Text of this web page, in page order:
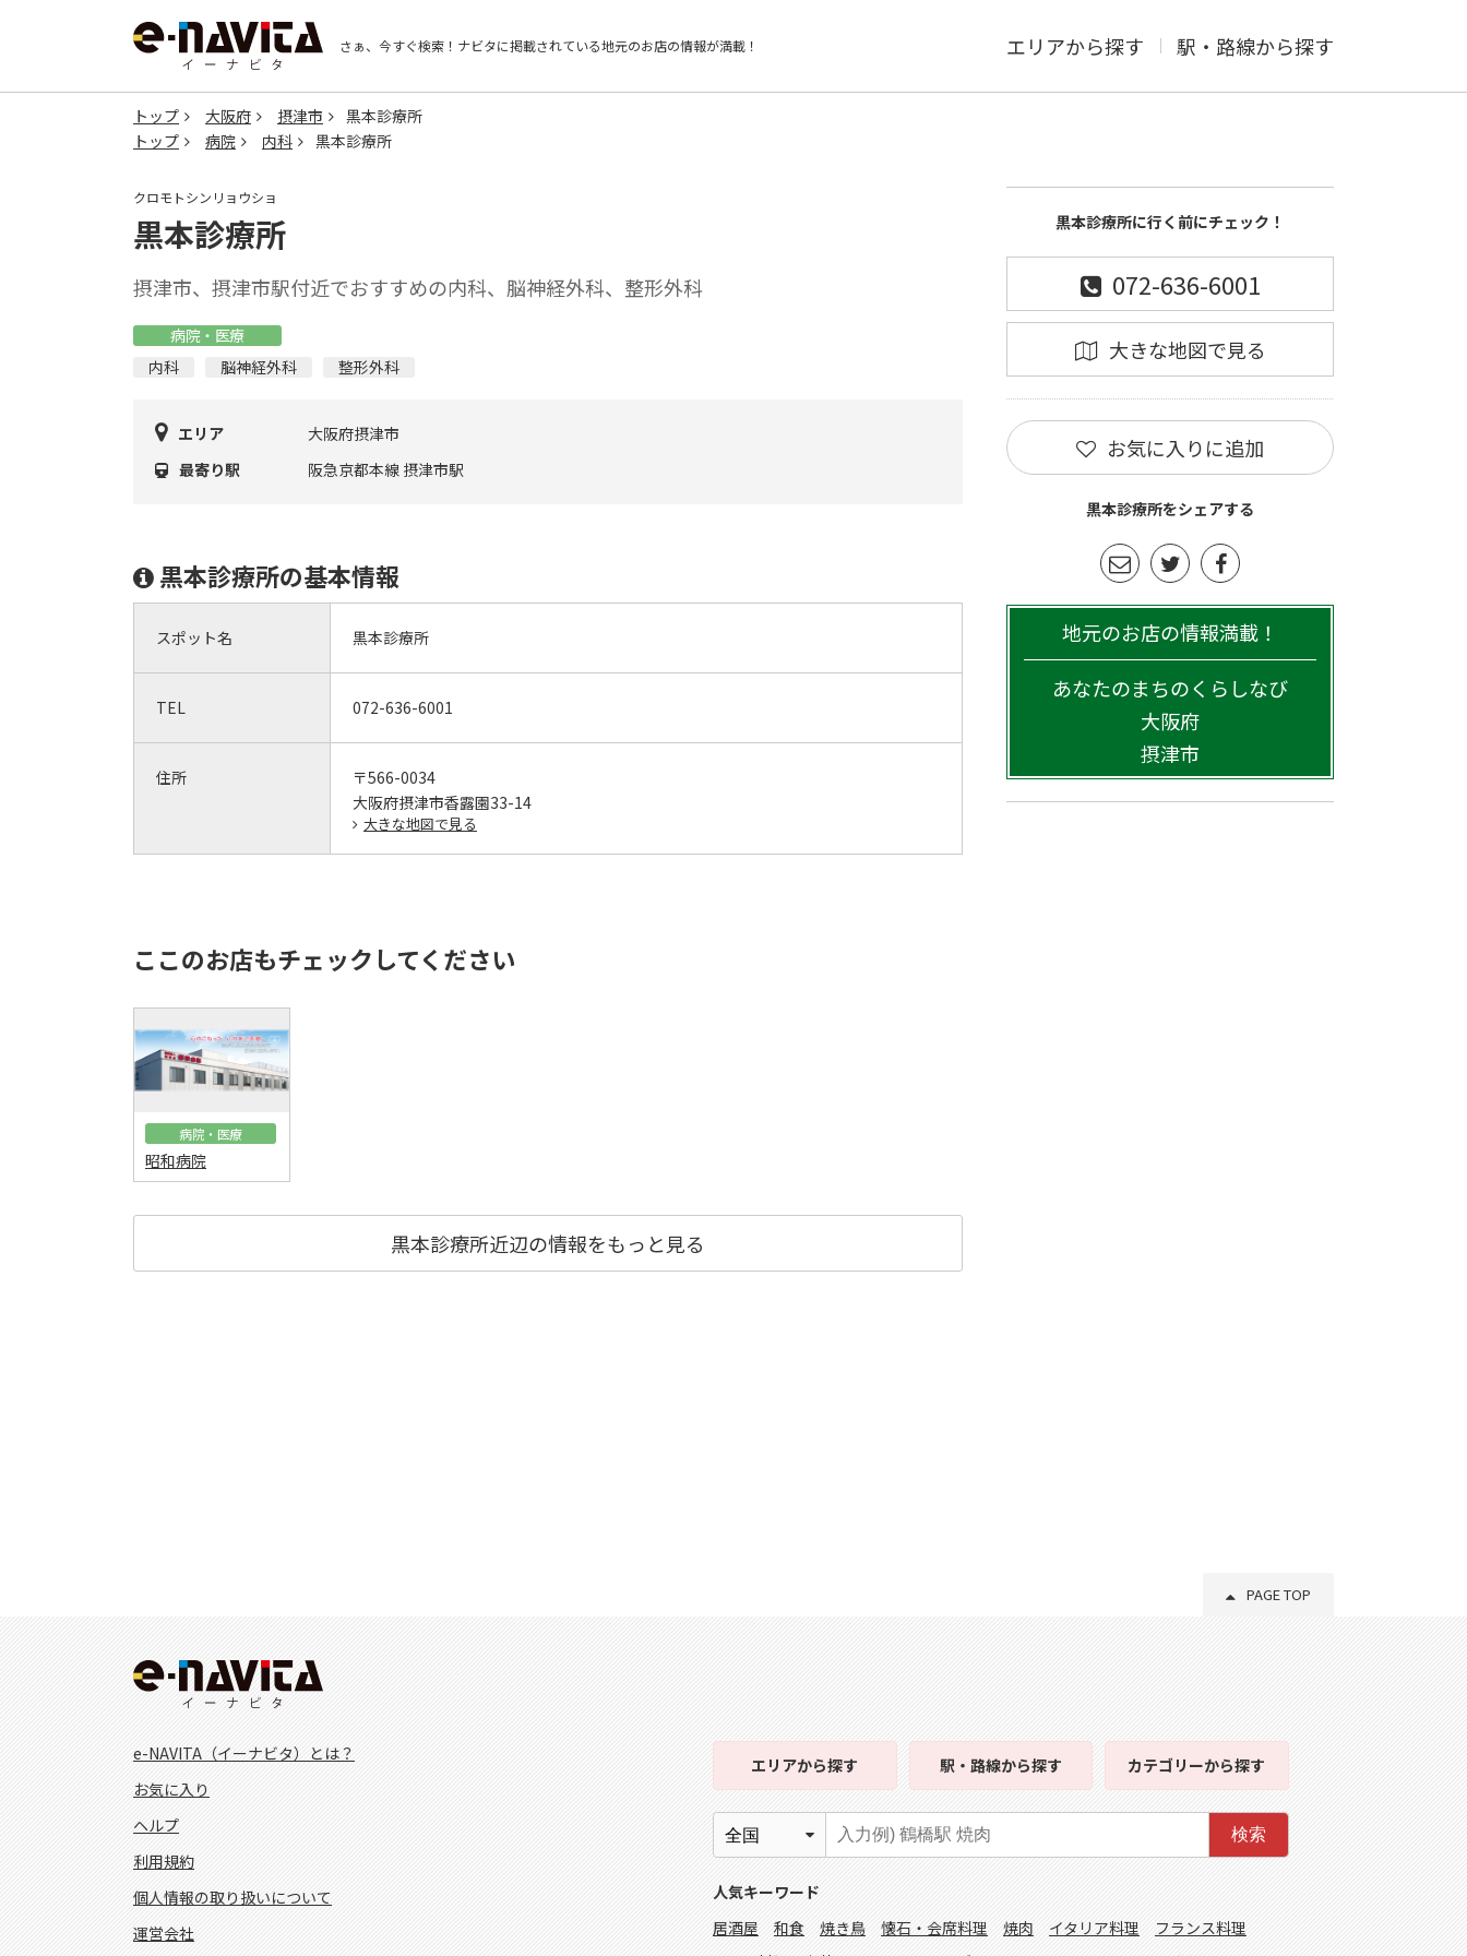
さぁ、今すぐ検索！ ナビタに掲載されている地元のお店の情報が満載！ エリアから探す 駅・路線から探す
トップ 大阪府 摂津市
黒本診療所
トップ
病院 内科 黒本診療所
クロモトシンリョウショ
黒本診療所
摂津市、摂津市駅付近でおすすめの内科、脳神経外科、整形外科
病院・医療
内科
脳神経外科 整形外科
エリア
大阪府摂津市
最寄り駅
阪急京都本線 摂津市駅
黒本診療所の基本情報
スポット名 黒本診療所
TEL 072-636-6001
住所
〒566-0034
大阪府摂津市香露園33-14
大きな地図で見る
ここのお店もチェックしてください
病院・医療
昭和病院
黒本診療所近辺の情報をもっと見る
黒本診療所に行く前にチェック！
072-636-6001
大きな地図で見る
お気に入りに追加
黒本診療所をシェアする
地元のお店の情報満載！
あなたのまちのくらしなび
大阪府
摂津市
PAGE TOP
e-NAVITA（イーナビタ）とは？
お気に入り
ヘルプ
利用規約
個人情報の取り扱いについて
運営会社
エリアから探す 駅・路線から探す カテゴリーから探す
検索
人気キーワード
居酒屋
和食 焼き鳥 懐石・会席料理 焼肉 イタリア料理
フランス料理